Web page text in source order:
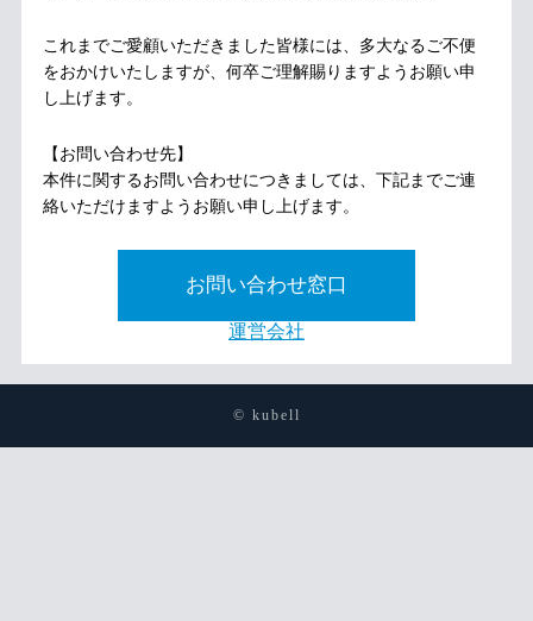
これまでご愛顧いただきました皆様には、多大なるご不便
をおかけいたしますが、何卒ご理解賜りますようお願い申
し上げます。
【お問い合わせ先】
本件に関するお問い合わせにつきましては、下記までご連
絡いただけますようお願い申し上げます。
お問い合わせ窓口
運営会社
© kubell